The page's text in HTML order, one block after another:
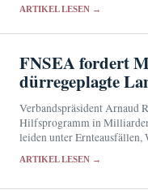
ARTIKEL LESEN →
FNSEA fordert
dürregeplagte
Verbandspräsident Arnaud
Hilfsprogramm in
leiden unter Ernteausfällen,
ARTIKEL LESEN →